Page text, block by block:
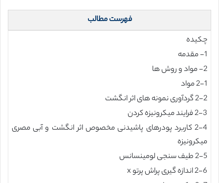
فهرست مطالب
چکیده
1- مقدمه
2- مواد و روش ها
2-1 مواد
2-2 گردآوری نمونه های اثر انگشت
2-3 فرایند میکرونیزه کردن
2-4 کاربرد پودرهای پاشیدنی مخصوص اثر انگشت و آبی مصری
میکرونیزه
2-5 طیف سنجی لومینسانس
2-6 اندازه گیری پراش پرتو x